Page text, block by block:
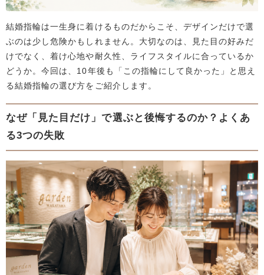
結婚指輪は一生身に着けるものだからこそ、デザインだけで選
ぶのは少し危険かもしれません。大切なのは、見た目の好みだ
けでなく、着け心地や耐久性、ライフスタイルに合っているか
どうか。今回は、10年後も「この指輪にして良かった」と思え
る結婚指輪の選び方をご紹介します。
なぜ「見た目だけ」で選ぶと後悔するのか？よくあ
る3つの失敗